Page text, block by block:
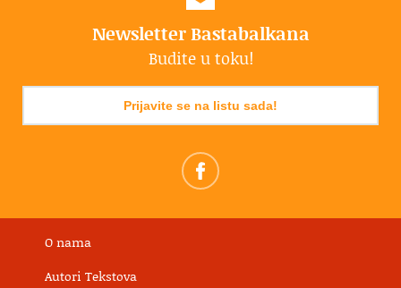
Newsletter Bastabalkana
Budite u toku!
Prijavite se na listu sada!
O nama
Autori Tekstova